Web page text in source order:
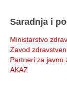
Saradnja i
Ministarstvo
Zavod
Partneri za javno
AKAZ